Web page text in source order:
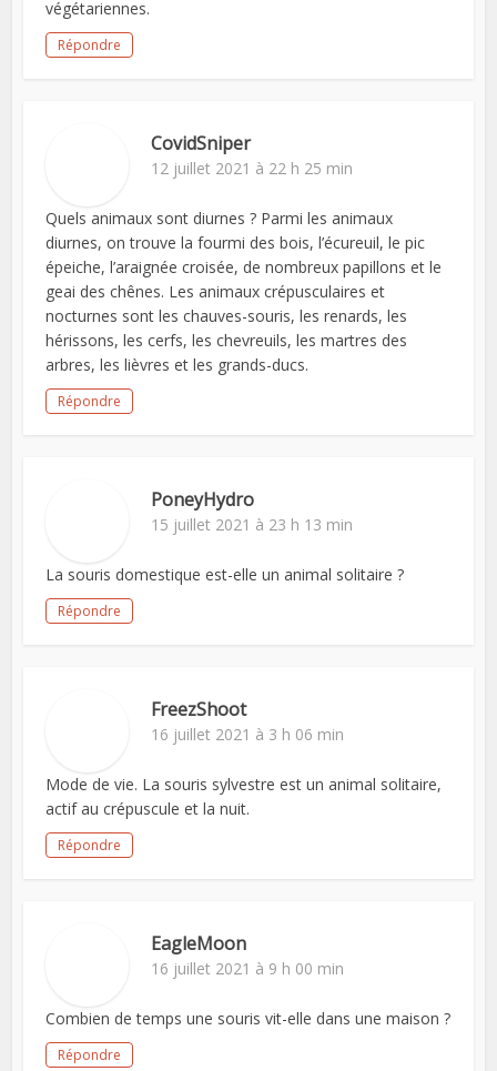
végétariennes.
Répondre
CovidSniper
12 juillet 2021 à 22 h 25 min
Quels animaux sont diurnes ? Parmi les animaux
diurnes, on trouve la fourmi des bois, l’écureuil, le pic
épeiche, l’araignée croisée, de nombreux papillons et le
geai des chênes. Les animaux crépusculaires et
nocturnes sont les chauves-souris, les renards, les
hérissons, les cerfs, les chevreuils, les martres des
arbres, les lièvres et les grands-ducs.
Répondre
PoneyHydro
15 juillet 2021 à 23 h 13 min
La souris domestique est-elle un animal solitaire ?
Répondre
FreezShoot
16 juillet 2021 à 3 h 06 min
Mode de vie. La souris sylvestre est un animal solitaire,
actif au crépuscule et la nuit.
Répondre
EagleMoon
16 juillet 2021 à 9 h 00 min
Combien de temps une souris vit-elle dans une maison ?
Répondre